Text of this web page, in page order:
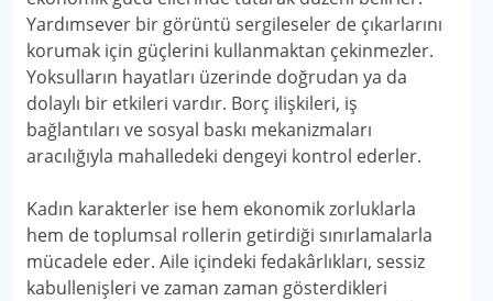
Yardımsever bir görüntü sergileseler de çıkarlarını
korumak için güçlerini kullanmaktan çekinmezler.
Yoksulların hayatları üzerinde doğrudan ya da
dolaylı bir etkileri vardır. Borç ilişkileri, iş
bağlantıları ve sosyal baskı mekanizmaları
aracılığıyla mahalledeki dengeyi kontrol ederler.
Kadın karakterler ise hem ekonomik zorluklarla
hem de toplumsal rollerin getirdiği sınırlamalarla
mücadele eder. Aile içindeki fedakârlıkları, sessiz
kabullenişleri ve zaman zaman gösterdikleri